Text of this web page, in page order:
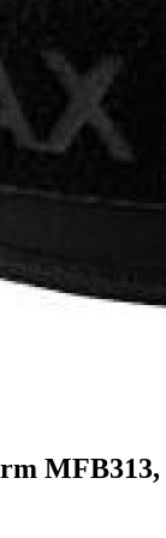
MFB313,